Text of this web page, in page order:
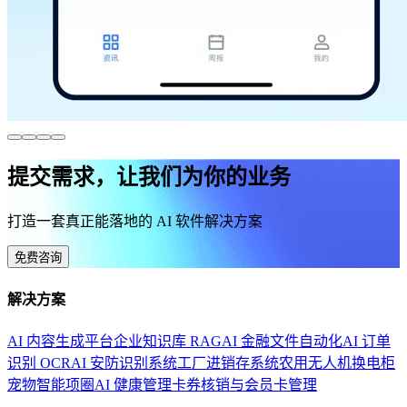
提交需求，让我们为你的业务
打造一套真正能落地的 AI 软件解决方案
免费咨询
解决方案
AI 内容生成平台企业知识库 RAGAI 金融文件自动化AI 订单
识别 OCRAI 安防识别系统工厂进销存系统农用无人机换电柜
宠物智能项圈 AI 健康管理卡券核销与会员卡管理